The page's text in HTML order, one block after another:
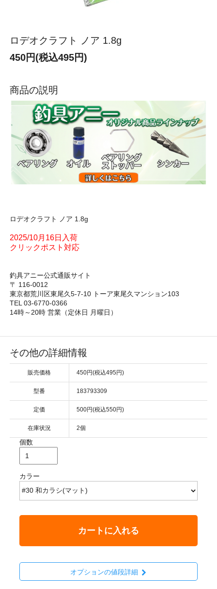
ロデオクラフト ノア 1.8g
450円(税込495円)
商品の説明
ロデオクラフト ノア 1.8g
2025/10月16日入荷
クリックポスト対応
釣具アニー公式通販サイト
〒 116-0012
東京都荒川区東尾久5-7-10 トーア東尾久マンション103
TEL 03-6770-0366
14時～20時 営業（定休日 月曜日）
その他の詳細情報
販売価格 450円(税込495円)
型番 183793309
定価 500円(税込550円)
在庫状況 2個
個数
カラー
カートに入れる
オプションの値段詳細